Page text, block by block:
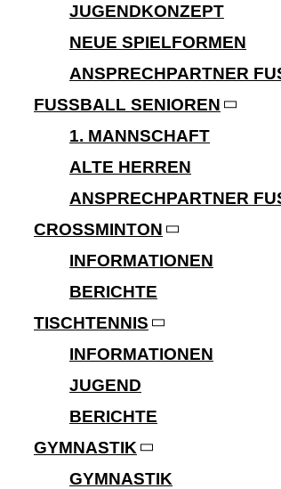
JUGENDKONZEPT
NEUE SPIELFORMEN
ANSPRECHPARTNER
FUSSBALL SENIOREN
1. MANNSCHAFT
ALTE HERREN
ANSPRECHPARTNER
CROSSMINTON
INFORMATIONEN
BERICHTE
TISCHTENNIS
INFORMATIONEN
JUGEND
BERICHTE
GYMNASTIK
GYMNASTIK